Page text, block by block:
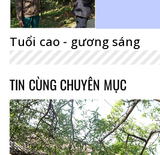
Tuổi cao - gương sáng
TIN CÙNG CHUYÊN MỤC